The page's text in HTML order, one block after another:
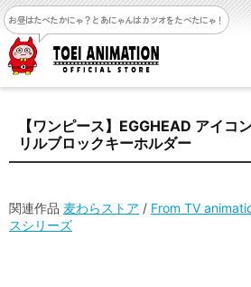
お昼はたべたかにゃ？ とあにゃんはカツオをたべたにゃ！
【ワンピース】EGGHEAD アイコ
リルブロックキーホルダー
関連作品 麦わらストア / From TV
スシリーズ